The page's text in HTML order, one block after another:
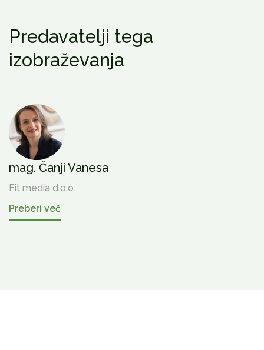
Predavatelji tega
izobraževanja
mag. Čanji Vanesa
Fit media d.o.o.
Preberi več